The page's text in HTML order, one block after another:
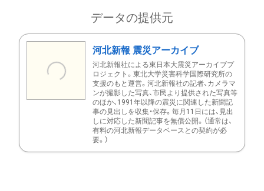
データの提供元
河北新報 震災アーカイブ
河北新報社による東日本大震災アーカイブプ
ロジェクト。東北大学災害科学国際研究所の
支援のもと運営。河北新報社の記者、カメラマ
ンが撮影した写真、市民より提供された写真等
のほか、1991年以降の震災に関連した新聞記
事の見出しを収集・保存。毎月11日には、見出
しに対応した新聞記事を無償公開。（通常は、
有料の河北新報データベースとの契約が必
要。）